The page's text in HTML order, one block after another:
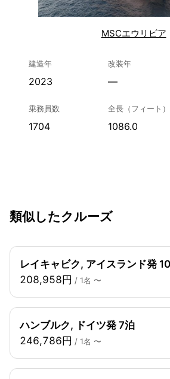
MSCエウリビア
建造年
2023
改装年
—
乗務員数
1704
全長（フィート）
1086.0
類似したクルーズ
レイキャビク, アイスランド発
208,958円 / 1名 〜
ハンブルク, ドイツ発 7泊
246,786円 / 1名 〜